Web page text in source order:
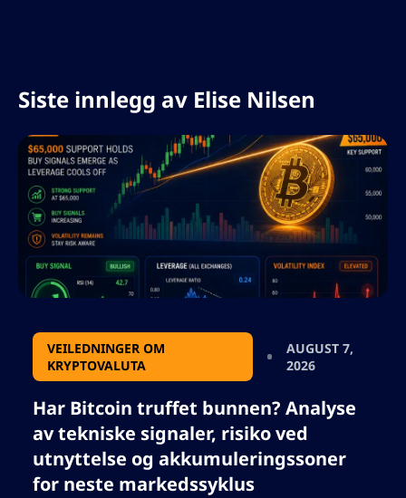
Siste innlegg av Elise Nilsen
VEILEDNINGER OM
KRYPTOVALUTA
AUGUST 7,
2026
Har Bitcoin truffet bunnen? Analyse
av tekniske signaler, risiko ved
utnyttelse og akkumuleringssoner
for neste markedssyklus